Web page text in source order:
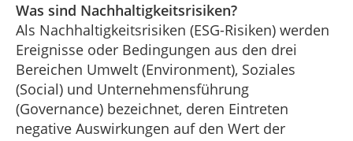
Was sind Nachhaltigkeitsrisiken?
Als Nachhaltigkeitsrisiken (ESG-Risiken) werden
Ereignisse oder Bedingungen aus den drei
Bereichen Umwelt (Environment), Soziales
(Social) und Unternehmensführung
(Governance) bezeichnet, deren Eintreten
negative Auswirkungen auf den Wert der